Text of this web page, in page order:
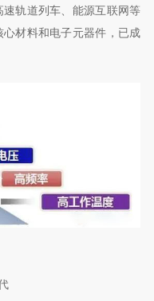
轨道列车、能源互联网等
材料和电子元器件，已成